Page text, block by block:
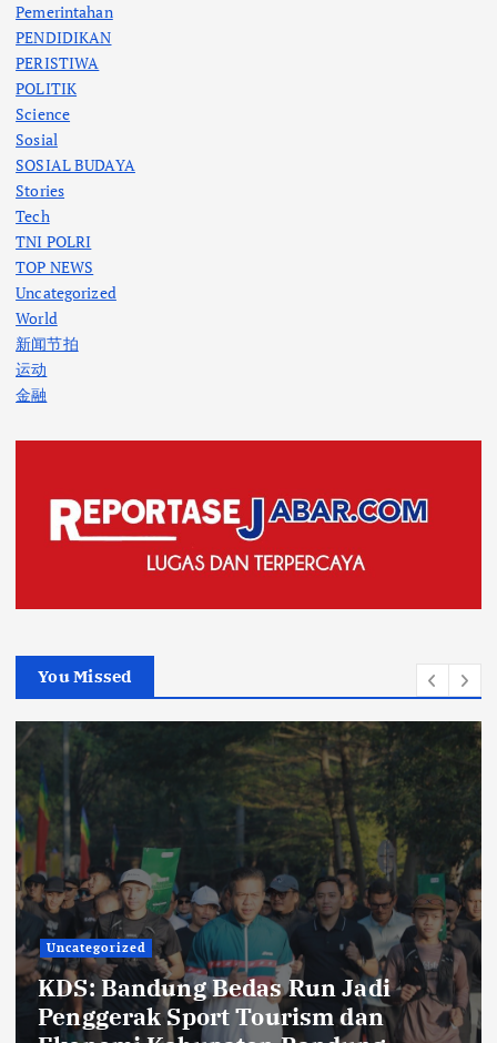
Pemerintahan
PENDIDIKAN
PERISTIWA
POLITIK
Science
Sosial
SOSIAL BUDAYA
Stories
Tech
TNI POLRI
TOP NEWS
Uncategorized
World
新闻节拍
运动
金融
You Missed
Lingkungan Pemerintahan TNI POLRI
KRYD Gabungan Digelar di
Kabupaten Bandung, Ali Syakieb: